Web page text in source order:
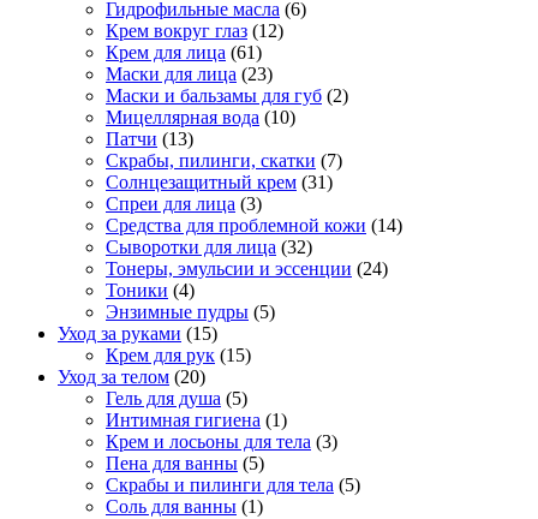
Гидрофильные масла (6)
Крем вокруг глаз (12)
Крем для лица (61)
Маски для лица (23)
Маски и бальзамы для губ (2)
Мицеллярная вода (10)
Патчи (13)
Скрабы, пилинги, скатки (7)
Солнцезащитный крем (31)
Спреи для лица (3)
Средства для проблемной кожи (14)
Сыворотки для лица (32)
Тонеры, эмульсии и эссенции (24)
Тоники (4)
Энзимные пудры (5)
Уход за руками (15)
Крем для рук (15)
Уход за телом (20)
Гель для душа (5)
Интимная гигиена (1)
Крем и лосьоны для тела (3)
Пена для ванны (5)
Скрабы и пилинги для тела (5)
Соль для ванны (1)